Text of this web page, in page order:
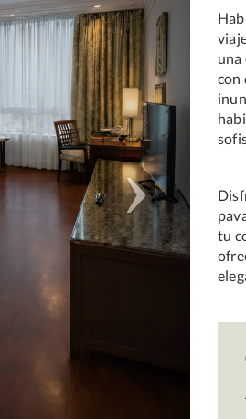
una
con
tu